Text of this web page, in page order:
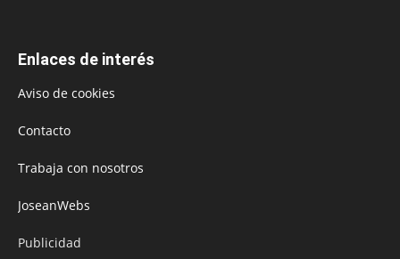
Enlaces de interés
Aviso de cookies
Contacto
Trabaja con nosotros
JoseanWebs
Publicidad